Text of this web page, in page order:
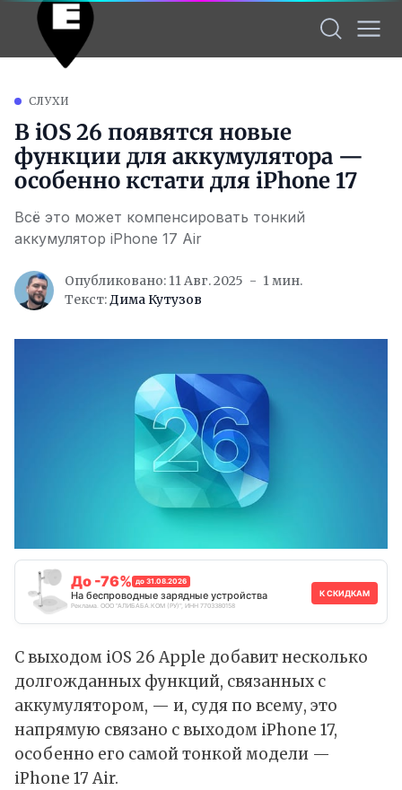
СЛУХИ
В iOS 26 появятся новые
функции для аккумулятора —
особенно кстати для iPhone 17
Всё это может компенсировать тонкий
аккумулятор iPhone 17 Air
Опубликовано: 11 Авг. 2025
1 мин.
Текст:Дима Кутузов
До -76% до 31.08.2026
На беспроводные зарядные устройства
Реклама. ООО "АЛИБАБА.КОМ (РУ)", ИНН 7703380158
К СКИДКАМ
С выходом iOS 26 Apple добавит несколько
долгожданных функций, связанных с
аккумулятором, — и, судя по всему, это
напрямую связано с выходом iPhone 17,
особенно его самой тонкой модели —
iPhone 17 Air.